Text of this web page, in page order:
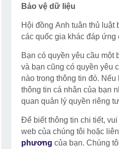
Bảo vệ dữ liệu
Hội đồng Anh tuân thủ
các quốc gia khác đáp
Bạn có quyền yêu cầu một
và bạn cũng có quyền yêu
nào trong thông tin đó.
thông tin cá nhân của bạn
quan quản lý quyền riêng
Để biết thông tin chi tiết,
web của chúng tôi hoặc
phương của bạn. Chúng